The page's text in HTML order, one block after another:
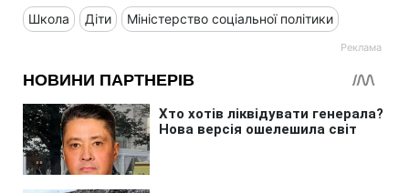
Школа Діти Міністерство соціальної політики